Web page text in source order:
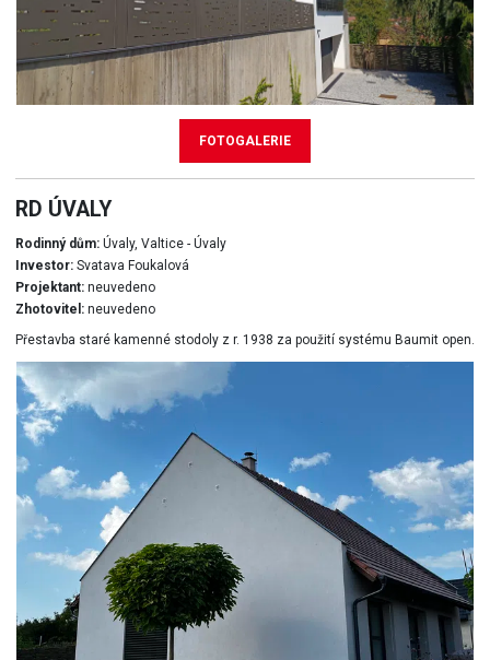
FOTOGALERIE
RD ÚVALY
Rodinný dům:Úvaly, Valtice - Úvaly
Investor:Svatava Foukalová
Projektant:neuvedeno
Zhotovitel:neuvedeno
Přestavba staré kamenné stodoly z r. 1938 za použití systému Baumit open.